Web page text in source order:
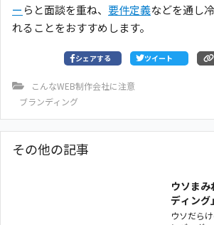
ー らと面談を重ね、 要件定義などを通し
れることをおすすめします。
シェアする ツイート
こんなWEB制作会社に注意
ブランディング
その他の記事
ウソま
ディング
いけない
ウソだら